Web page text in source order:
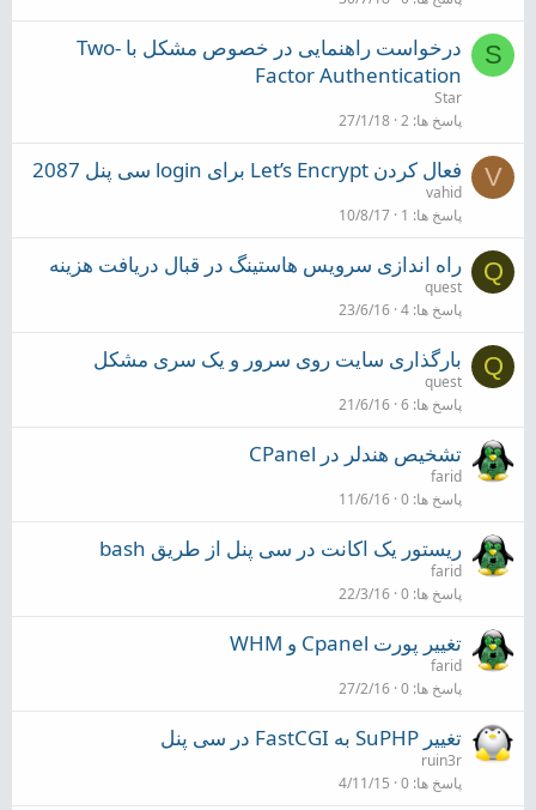
S
درخواست راهنمایی در خصوص مشکل با Two-
Factor Authentication
Star
پاسخ ها 2
27/1/18
V فعال کردن Let’s Encrypt برای login سی پنل 2087
vahid
پاسخ ها 1
10/8/17
Q راه اندازی سرویس هاستینگ در قبال دریافت هزینه
quest
پاسخ ها 4
23/6/16
Q بارگذاری سایت روی سرور و یک سری مشکل
quest
پاسخ ها 6
21/6/16
تشخیص هندلر در CPanel
farid
پاسخ ها 0
11/6/16
ریستور یک اکانت در سی پنل از طریق bash
farid
پاسخ ها 0
22/3/16
تغییر پورت Cpanel و WHM
farid
پاسخ ها 0
27/2/16
تغییر SuPHP به FastCGI در سی پنل
ruin3r
پاسخ ها 0
4/11/15